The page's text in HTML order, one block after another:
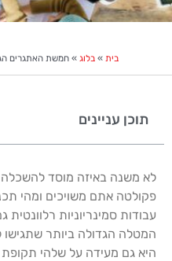
בית » בלוג » חמשת האתגרים
תוכן עניינים
לא משנה באיזה מוסד להשכלה
פקולטה אתם משויכים ומהי
עבודות סמינריוניות
המטלה הגדולה ביותר שתגישו
היא גם מעידה על שלהי תקופת